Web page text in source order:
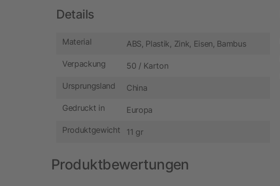
Details
Material ABS, Plastik, Zink, Eisen, Bambus
Verpackung 50 / Karton
Ursprungsland China
Gedruckt in Europa
Produktgewicht 11 gr
Produktbewertungen